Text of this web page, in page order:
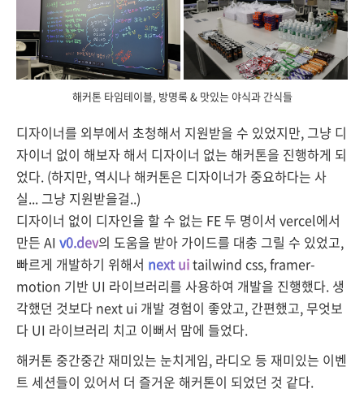
해커톤 타임테이블, 방명록 & 맛있는 야식과 간식들
디자이너를 외부에서 초청해서 지원받을 수 있었지만, 그냥 디
자이너 없이 해보자 해서 디자이너 없는 해커톤을 진행하게 되
었다. (하지만, 역시나 해커톤은 디자이너가 중요하다는 사
실... 그냥 지원받을걸..)
디자이너 없이 디자인을 할 수 없는 FE 두 명이서 vercel에서
만든 AI v0.dev의 도움을 받아 가이드를 대충 그릴 수 있었고,
빠르게 개발하기 위해서 next uitailwind css, framer-
motion 기반 UI 라이브러리를 사용하여 개발을 진행했다. 생
각했던 것보다 next ui 개발 경험이 좋았고, 간편했고, 무엇보
다 UI 라이브러리 치고 이뻐서 맘에 들었다.
해커톤 중간중간 재미있는 눈치게임, 라디오 등 재미있는 이벤
트 세션들이 있어서 더 즐거운 해커톤이 되었던 것 같다.